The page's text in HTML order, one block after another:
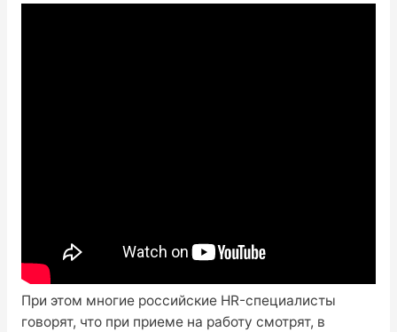
При этом многие российские HR-специалисты
говорят, что при приеме на работу смотрят, в